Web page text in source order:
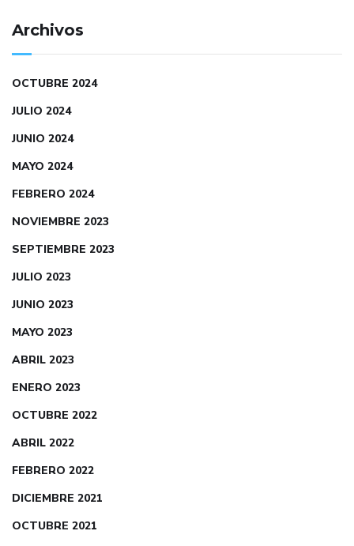
Archivos
OCTUBRE 2024
JULIO 2024
JUNIO 2024
MAYO 2024
FEBRERO 2024
NOVIEMBRE 2023
SEPTIEMBRE 2023
JULIO 2023
JUNIO 2023
MAYO 2023
ABRIL 2023
ENERO 2023
OCTUBRE 2022
ABRIL 2022
FEBRERO 2022
DICIEMBRE 2021
OCTUBRE 2021